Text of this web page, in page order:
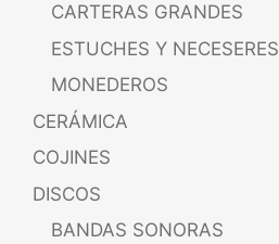
CARTERAS GRANDES
ESTUCHES Y NECESERES
MONEDEROS
CERÁMICA
COJINES
DISCOS
BANDAS SONORAS